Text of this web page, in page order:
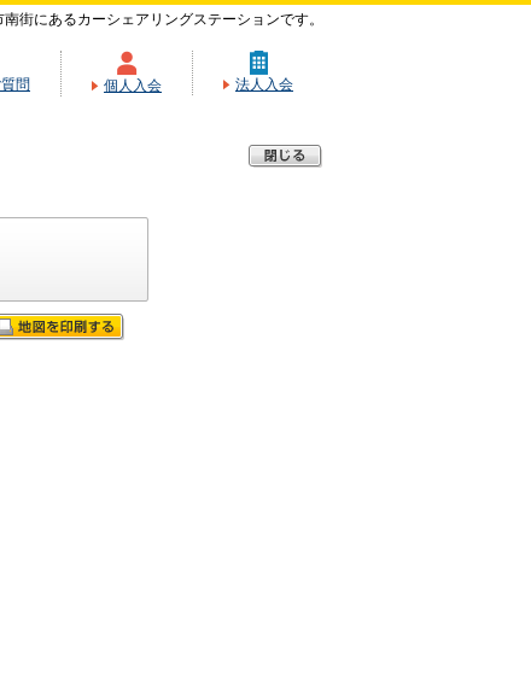
街にあるカーシェアリングステーションです。
問 個人入会 法人入会